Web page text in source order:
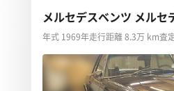
メルセデスベンツ メルセ
年式 1969年走行距離 8.3万 km査